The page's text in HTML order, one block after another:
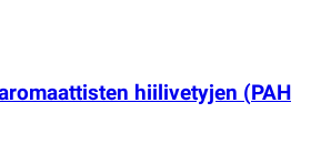
hiilivetyjen (PAH